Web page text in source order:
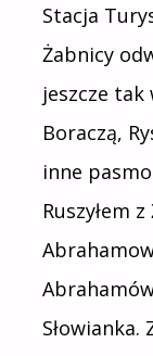
Stacja
Żabnicy
jeszcze tak
Boraczą,
inne
Ruszyłem